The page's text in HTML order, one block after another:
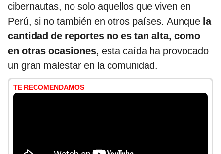
cibernautas, no solo aquellos que viven en
Perú, si no también en otros países. Aunque la
cantidad de reportes no es tan alta, como
en otras ocasiones, esta caída ha provocado
un gran malestar en la comunidad.
TE RECOMENDAMOS